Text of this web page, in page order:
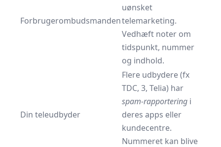
Forbrugerombudsmanden
uønsket
telemarketing.
Vedhæft noter om
tidspunkt, nummer
og indhold.
Din teleudbyder
Flere udbydere (fx
TDC, 3, Telia) har
spam-rapportering i
deres apps eller
kundecentre.
Nummeret kan blive